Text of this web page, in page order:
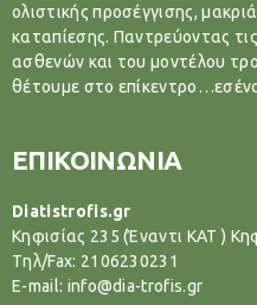
ολιστικής προσέγγισης,
καταπίεσης. Παντρεύοντας
ασθενών και του μοντέλου
θέτουμε στο
ΕΠΙΚΟΙΝΩΝΙΑ
Diatistrofis.gr
Κηφισίας 235 (Έναντι ΚΑΤ )
Tηλ/Fax: 2106230231
E-mail: info@dia-trofis.gr